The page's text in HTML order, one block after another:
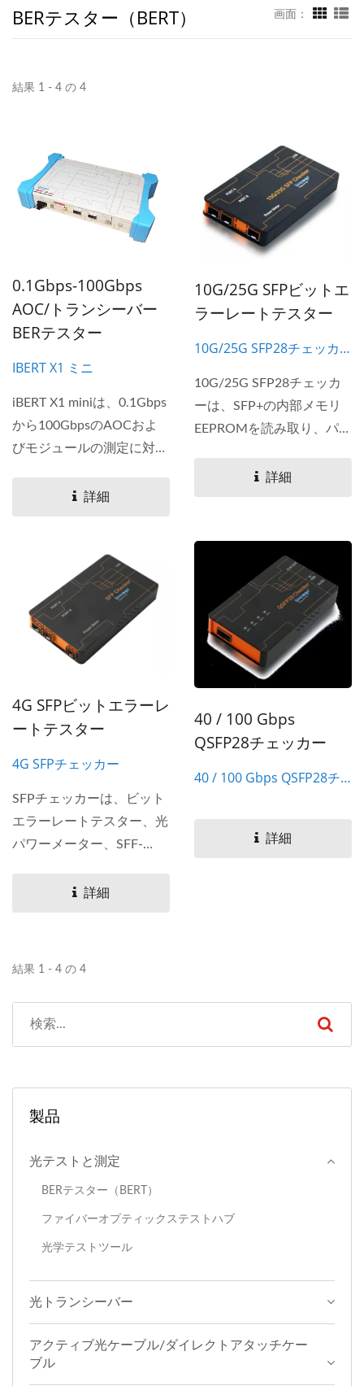
BERテスター（BERT） 画面：
結果 1 - 4 の 4
0.1Gbps-100Gbps
AOC/トランシーバー
BERテスター
IBERT X1 ミニ
iBERT X1 miniは、0.1Gbps
から100GbpsのAOCおよ
びモジュールの測定に対応
（BERT）です。...
詳細
10G/25G SFPビットエ
ラーレートテスター
10G/25G SFP28チェッカ
10G/25G SFP28チェッカ
ーは、SFP+の内部メモリ
EEPROMを読み取り、パー
長、説明、範囲などの
示することができる小型の
ビットエラーレートテスタ
ーです。
詳細
4G SFPビットエラーレ
ートテスター
4G SFPチェッカー
SFPチェッカーは、ビット
エラーレートテスター、光
パワーメーター、SFF-
ニター、およびEEPROM...
詳細
40 / 100 Gbps
QSFP28チェッカー
40 / 100 Gbps QSFP28チ
詳細
結果 1 - 4 の 4
製品
光テストと測定
BERテスター（BERT）
ファイバーオプティックステストハブ
光学テストツール
光トランシーバー
アクティブ光ケーブル/ダイレクトアタッチケー
ブル